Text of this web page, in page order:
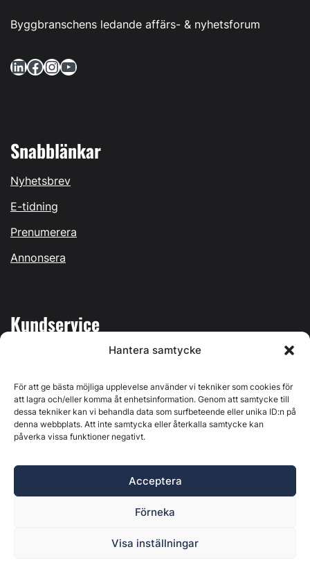
Hantera samtycke
För att ge bästa möjliga upplevelse använder vi tekniker som cookies för
att lagra och/eller komma åt enhetsinformation. Genom att samtycke till
dessa tekniker kan vi behandla data som surfbeteende eller unika ID:n på
denna webbplats. Att inte samtycka eller återkalla samtycke kan
påverka vissa funktioner negativt.
Acceptera
Förneka
Visa inställningar
Byggbranschens ledande affärs- & nyhetsforum
LinkedIn Facebook InstagramYouTube
Snabblänkar
Nyhetsbrev
E-tidning
Prenumerera
Annonsera
Kundservice
Kontakta oss
Östernäsvägen 1, 827 32 Ljusdal, org.nr: 556625-6425 -
Ansvarig utgivare: Henrik Ekberg. Innehållet på denna
webbplats är upphovsrättsligt skyddat. Ange källa vid citering.
Byggvärlden är en del avMarknadsdatagruppen
Policy för datahantering, integritet och cookies